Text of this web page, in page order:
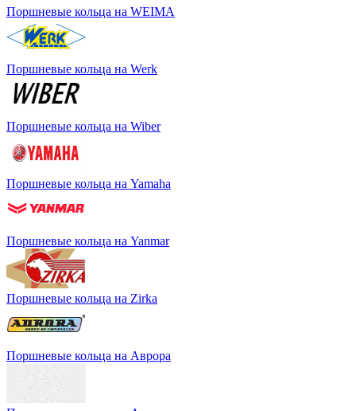
Поршневые кольца на WEIMA
Поршневые кольца на Werk
Поршневые кольца на Wiber
Поршневые кольца на Yamaha
Поршневые кольца на Yanmar
Поршневые кольца на Zirka
Поршневые кольца на Аврора